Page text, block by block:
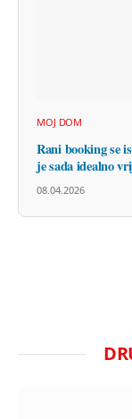
MOJ DOM
Rani booking se
je sada idealno
08.04.2026